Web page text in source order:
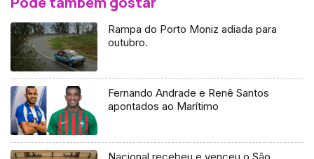
Rampa do Porto Moniz adiada para
outubro.
Fernando Andrade e Renê Santos
apontados ao Marítimo